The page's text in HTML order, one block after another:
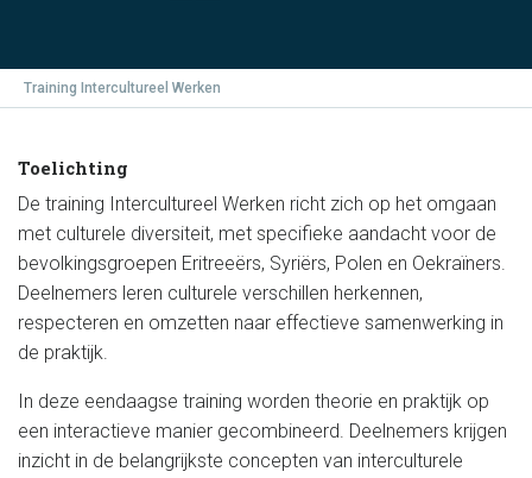
Training Intercultureel Werken
Toelichting
De training Intercultureel Werken richt zich op het omgaan
met culturele diversiteit, met specifieke aandacht voor de
bevolkingsgroepen Eritreeërs, Syriërs, Polen en Oekraïners.
Deelnemers leren culturele verschillen herkennen,
respecteren en omzetten naar effectieve samenwerking in
de praktijk.
In deze eendaagse training worden theorie en praktijk op
een interactieve manier gecombineerd. Deelnemers krijgen
inzicht in de belangrijkste concepten van interculturele